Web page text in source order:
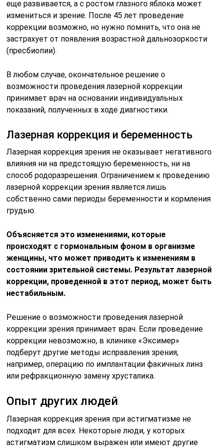
еще развивается, а с ростом глазного яблока может
измениться и зрение. После 45 лет проведение
коррекции возможно, но нужно помнить, что она не
застрахует от появления возрастной дальнозоркости
(пресбиопии).
В любом случае, окончательное решение о
возможности проведения лазерной коррекции
принимает врач на основании индивидуальных
показаний, полученных в ходе диагностики.
Лазерная коррекция и беременность
Лазерная коррекция зрения не оказывает негативного
влияния ни на предстоящую беременность, ни на
способ родоразрешения. Ограничением к проведению
лазерной коррекции зрения является лишь
собственно сами периоды беременности и кормления
грудью.
Объясняется это изменениями, которые
происходят с гормональным фоном в организме
женщины, что может приводить к изменениям в
состоянии зрительной системы. Результат лазерной
коррекции, проведенной в этот период, может быть
нестабильным.
Решение о возможности проведения лазерной
коррекции зрения принимает врач. Если проведение
коррекции невозможно, в клинике «Эксимер»
подберут другие методы исправления зрения,
например, операцию по имплантации факичных линз
или рефракционную замену хрусталика.
Опыт других людей
Лазерная коррекция зрения при астигматизме не
подходит для всех. Некоторые люди, у которых
астигматизм слишком выражен или имеют другие